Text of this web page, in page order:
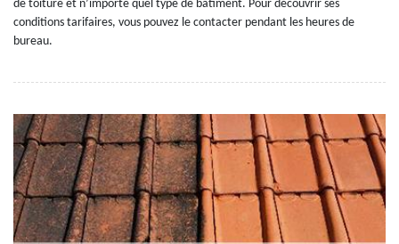
de toiture et n’importe quel type de bâtiment. Pour découvrir ses
conditions tarifaires, vous pouvez le contacter pendant les heures de
bureau.